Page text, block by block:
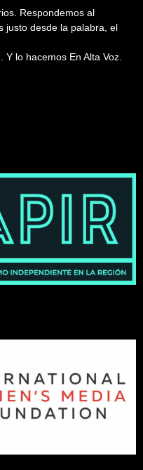
Respondemos al
justo desde la palabra, el
lo hacemos En Alta Voz.